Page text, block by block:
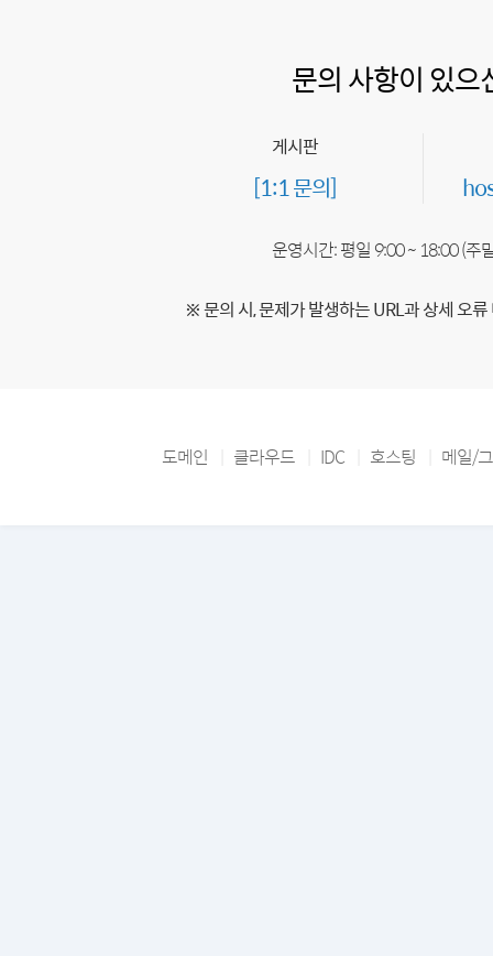
문의 사항이 있으
게시판
[1:1 문의]
운영시간: 평일 9:00 ~ 18:00 (주
※ 문의 시, 문제가 발생하는 URL과 상세 오
도메인 클라우드 IDC 호스팅 메일/